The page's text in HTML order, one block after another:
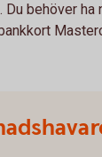
behöver ha